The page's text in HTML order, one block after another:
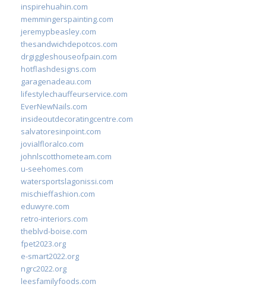
inspirehuahin.com
memmingerspainting.com
jeremypbeasley.com
thesandwichdepotcos.com
drgiggleshouseofpain.com
hotflashdesigns.com
garagenadeau.com
lifestylechauffeurservice.com
EverNewNails.com
insideoutdecoratingcentre.com
salvatoresinpoint.com
jovialfloralco.com
johnlscotthometeam.com
u-seehomes.com
watersportslagonissi.com
mischieffashion.com
eduwyre.com
retro-interiors.com
theblvd-boise.com
fpet2023.org
e-smart2022.org
ngrc2022.org
leesfamilyfoods.com